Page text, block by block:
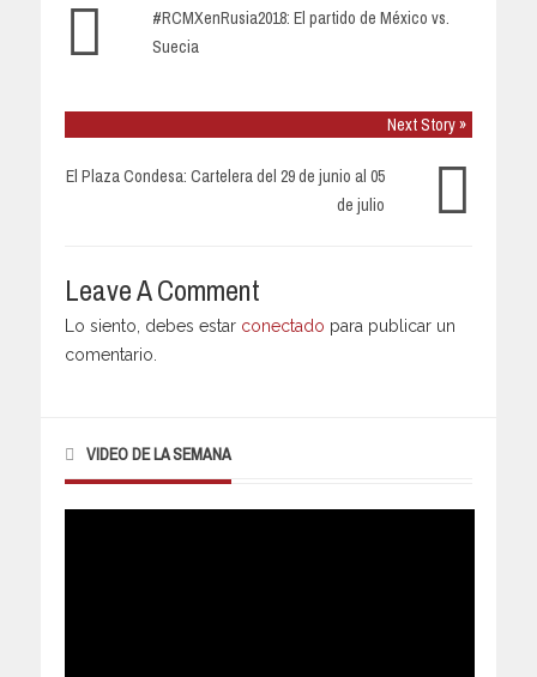
#RCMXenRusia2018: El partido de México vs.
Suecia
Next Story »
El Plaza Condesa: Cartelera del 29 de junio al 05
de julio
Leave A Comment
Lo siento, debes estar conectado para publicar un
comentario.
VIDEO DE LA SEMANA